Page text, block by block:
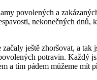
povolených a
nekonečných
ještě zhoršovat, a
potravin.
tím pádem můžeme